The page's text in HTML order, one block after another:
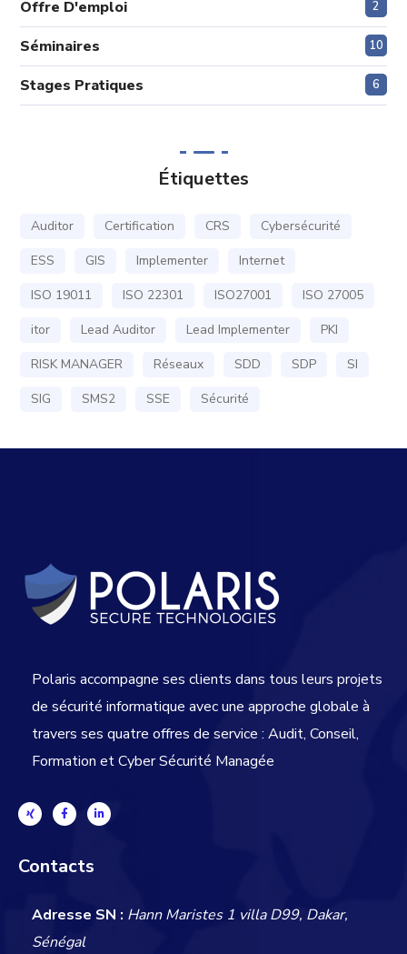
Offre D'emploi 2
Séminaires 10
Stages Pratiques 6
Étiquettes
Auditor Certification CRS
Cybersécurité
ESS
GIS Implementer
Internet
ISO 19011
ISO 22301 ISO27001
ISO 27005
itor
Lead Auditor Lead Implementer
PKI
RISK MANAGER
Réseaux SDD SDP
SI
SIG
SMS2 SSE Sécurité
Polaris accompagne ses clients dans tous leurs projets
de sécurité informatique avec une approche globale à
travers ses quatre offres de service : Audit, Conseil,
Formation et Cyber Sécurité Managée
Contacts
Adresse SN : Hann Maristes 1 villa D99, Dakar,
Sénégal